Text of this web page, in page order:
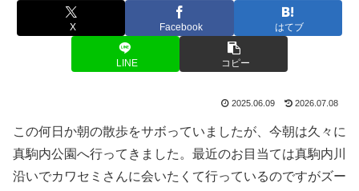
X Facebook はてブ
LINE コピー
2025.06.09 2026.07.08
この何日か朝の散歩をサボっていましたが、今朝は久々に
真駒内公園へ行ってきました。最近のお目当ては真駒内川
沿いでカワセミさんに会いたくて行っているのですがズー